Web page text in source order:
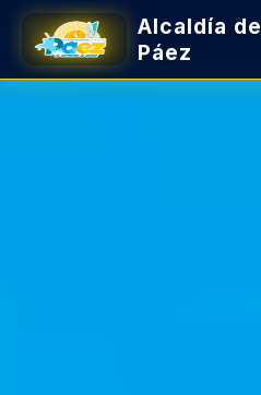
Alcaldía de
Páez